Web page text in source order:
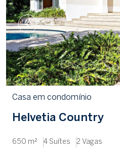
Casa em condomínio
Helvetia Country
650 m² 4 Suítes 2 Vagas